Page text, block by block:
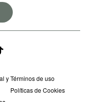
y Términos de uso
Políticas de Cookies